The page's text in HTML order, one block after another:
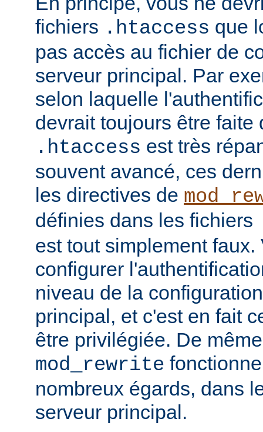
fichiers .htaccess que
pas accès au fichier de
serveur principal. Par
selon laquelle
devrait toujours être faite
.htaccess est très
souvent avancé, ces
les directives de
définies dans les fichiers
est tout simplement faux.
configurer
niveau de la
principal, et c'est en fait
être privilégiée. De
mod_rewrite
nombreux égards, dans
serveur principal.